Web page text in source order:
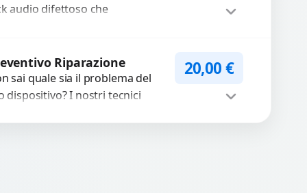
audio difettoso che
cuffie e
PreventivoRiparazione
sai quale sia il problema del
dispositivo? I nostri tecnici
20,00€